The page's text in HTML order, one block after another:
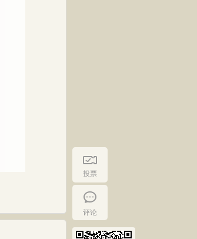
投票
评论